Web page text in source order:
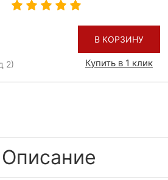
2)
В КОРЗИНУ
Купить в 1 клик
Описание